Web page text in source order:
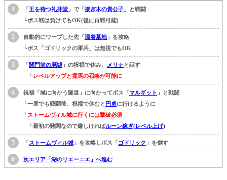
「 王を待つ礼拝堂 」で「 接ぎ木の貴公子 」と戦闘
└ボス戦は負けてもOK(後に再戦可能)
自動的にワープした先「 漂着墓地」を攻略
└ボス「ゴドリックの軍兵」は無視でもOK
「 関門前の廃墟 」の祝福で休み、 メリナと話す
└ レベルアップと霊馬の召喚が可能に
祝福「城に向かう隧道」 に向かってボス「 マルギット 」と戦闘
└一度でも戦闘後、祝福で休むと 円卓に行けるように
└ストームヴィル城に行くには撃破必須
└最初の難関なので厳しければルーン稼ぎ(レベル上げ)
「 ストームヴィル城 」を攻略しボス「 ゴドリック 」を倒す
次エリア「湖のリエーニエ」へ進む